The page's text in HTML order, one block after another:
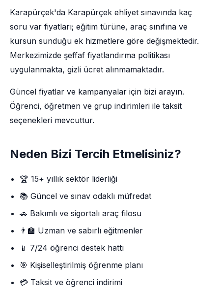
Karapürçek'da Karapürçek ehliyet sınavında kaç
soru var fiyatları; eğitim türüne, araç sınıfına ve
kursun sunduğu ek hizmetlere göre değişmektedir.
Merkezimizde şeffaf fiyatlandırma politikası
uygulanmakta, gizli ücret alınmamaktadır.
Güncel fiyatlar ve kampanyalar için bizi arayın.
Öğrenci, öğretmen ve grup indirimleri ile taksit
seçenekleri mevcuttur.
Neden Bizi Tercih Etmelisiniz?
🏆 15+ yıllık sektör liderliği
📚 Güncel ve sınav odaklı müfredat
🚗 Bakımlı ve sigortalı araç filosu
👨‍🏫 Uzman ve sabırlı eğitmenler
📱 7/24 öğrenci destek hattı
🎯 Kişiselleştirilmiş öğrenme planı
💳 Taksit ve öğrenci indirimi